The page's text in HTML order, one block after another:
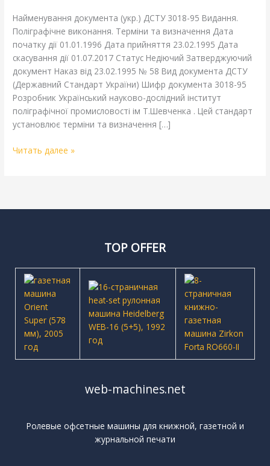
Найменування документа (укр.) ДСТУ 3018-95 Видання.
Поліграфічне виконання. Терміни та визначення Дата
початку дії 01.01.1996 Дата прийняття 23.02.1995 Дата
скасування дії 01.07.2017 Статус Недіючий Затверджуючий
документ Наказ від 23.02.1995 № 58 Вид документа ДСТУ
(Державний Стандарт України) Шифр документа 3018-95
Розробник Український науково-дослідний інститут
поліграфічної промисловості ім Т.Шевченка . Цей стандарт
установлює терміни та визначення […]
Читать далее »
TOP OFFER
web-machines.net
Ролевые офсетные машины для книжной, газетной и
журнальной печати